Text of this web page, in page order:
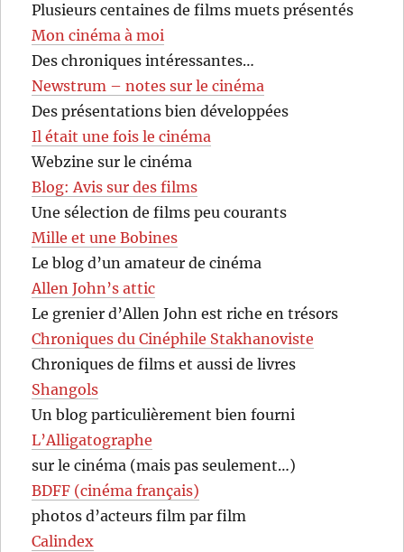
Plusieurs centaines de films muets présentés
Mon cinéma à moi
Des chroniques intéressantes…
Newstrum – notes sur le cinéma
Des présentations bien développées
Il était une fois le cinéma
Webzine sur le cinéma
Blog: Avis sur des films
Une sélection de films peu courants
Mille et une Bobines
Le blog d’un amateur de cinéma
Allen John’s attic
Le grenier d’Allen John est riche en trésors
Chroniques du Cinéphile Stakhanoviste
Chroniques de films et aussi de livres
Shangols
Un blog particulièrement bien fourni
L’Alligatographe
sur le cinéma (mais pas seulement…)
BDFF (cinéma français)
photos d’acteurs film par film
Calindex